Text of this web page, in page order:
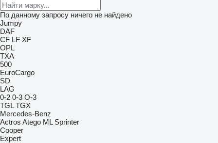
По данному запросу ничего не найдено
Jumpy
DAF
CF LF XF
OPL
TXA
500
EuroCargo
SD
LAG
0-2 0-3 O-3
TGL TGX
Mercedes-Benz
Actros Atego ML Sprinter
Cooper
Expert